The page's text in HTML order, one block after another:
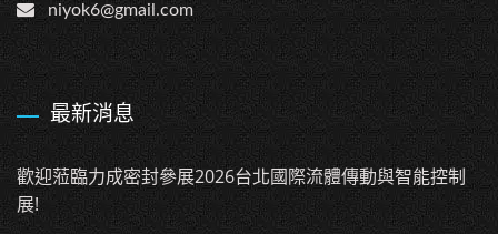
niyok6@gmail.com
最新消息
歡迎蒞臨力成密封參展2026台北國際流體傳動與智能控制
展!